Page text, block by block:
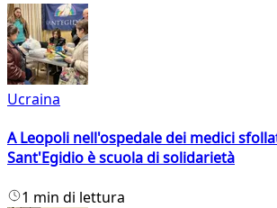
Ucraina
A Leopoli nell'ospedale dei medici
Sant'Egidio è scuola di solidarietà
1 min di lettura